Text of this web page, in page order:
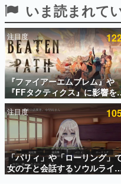
ピックアップ
電ファミのいま読まれてい
アプリセール情報
インタビュー
連載・特集一
殿堂入り記事
SNS拡散数が数
ど。多くの人々
事をまとめました
いま読まれて
注目度
『ファイアーエムブレム』や
『FFタクティクス』に影響を
けた新作戦略RPG『Beaten
Path』2027年に発売へ。
PC（Steam）、PS5、Xbox、
Switch向けにリリース予定
注目度
「パリィ」や「ローリング」
女の子と会話するソウルライ
恋愛ゲーム『小早川さんはソ